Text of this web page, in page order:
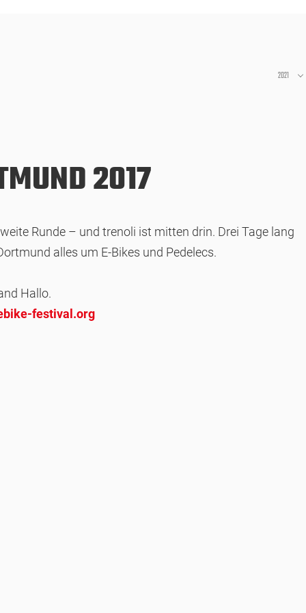
2021
2017
Runde – und trenoli ist mitten drin. Drei Tage lang
alles um E-Bikes und Pedelecs.
Hallo.
festival.org